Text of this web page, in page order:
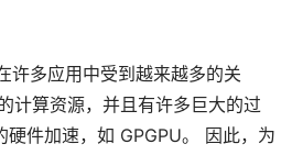
许多应用中受到越来越多的关
计算资源，并且有许多巨大的过
硬件加速，如 GPGPU。 因此，为